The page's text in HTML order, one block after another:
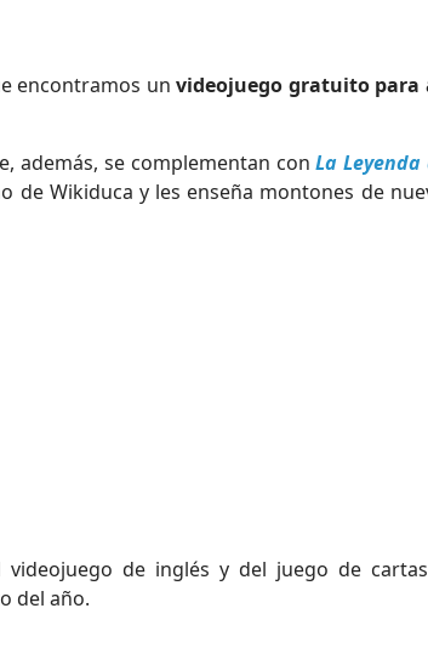
encontramos un videojuego gratuito para
además, se complementan conLa
Wikiduca y les enseña montones de
videojuego de inglés y del juego de
del año.